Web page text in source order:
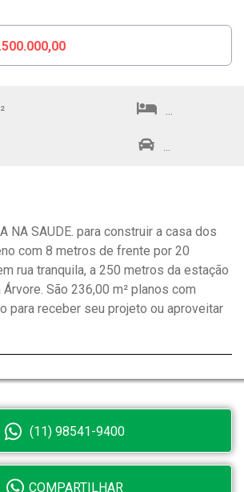
NA SAUDE. para construir a casa dos
com 8 metros de frente por 20
rua tranquila, a 250 metros da estação
São 236,00 m² planos com
para receber seu projeto ou aproveitar
e aprovado na prefeitura. Excelente
(11) 98541-9400
COMPARTILHAR